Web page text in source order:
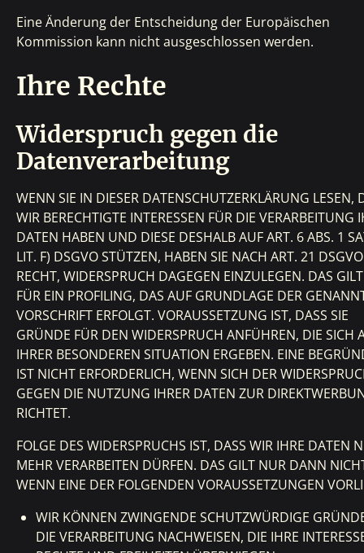
Eine Änderung der Entscheidung der Europäischen
Kommission kann nicht ausgeschlossen werden.
Ihre Rechte
Widerspruch gegen die
Datenverarbeitung
WENN SIE IN DIESER DATENSCHUTZERKLÄRUNG LESEN,
WIR BERECHTIGTE INTERESSEN FÜR DIE VERARBEITUNG
DATEN HABEN UND DIESE DESHALB AUF ART. 6 ABS. 1
LIT. F) DSGVO STÜTZEN, HABEN SIE NACH ART. 21
RECHT, WIDERSPRUCH DAGEGEN EINZULEGEN. DAS
FÜR EIN PROFILING, DAS AUF GRUNDLAGE DER
VORSCHRIFT ERFOLGT. VORAUSSETZUNG IST, DASS SIE
GRÜNDE FÜR DEN WIDERSPRUCH ANFÜHREN, DIE SICH
IHRER BESONDEREN SITUATION ERGEBEN. EINE
IST NICHT ERFORDERLICH, WENN SICH DER
GEGEN DIE NUTZUNG IHRER DATEN ZUR
RICHTET.
FOLGE DES WIDERSPRUCHS IST, DASS WIR IHRE DATEN
MEHR VERARBEITEN DÜRFEN. DAS GILT NUR DANN
WENN EINE DER FOLGENDEN VORAUSSETZUNGEN
WIR KÖNNEN ZWINGENDE SCHUTZWÜRDIGE
DIE VERARBEITUNG NACHWEISEN, DIE IHRE